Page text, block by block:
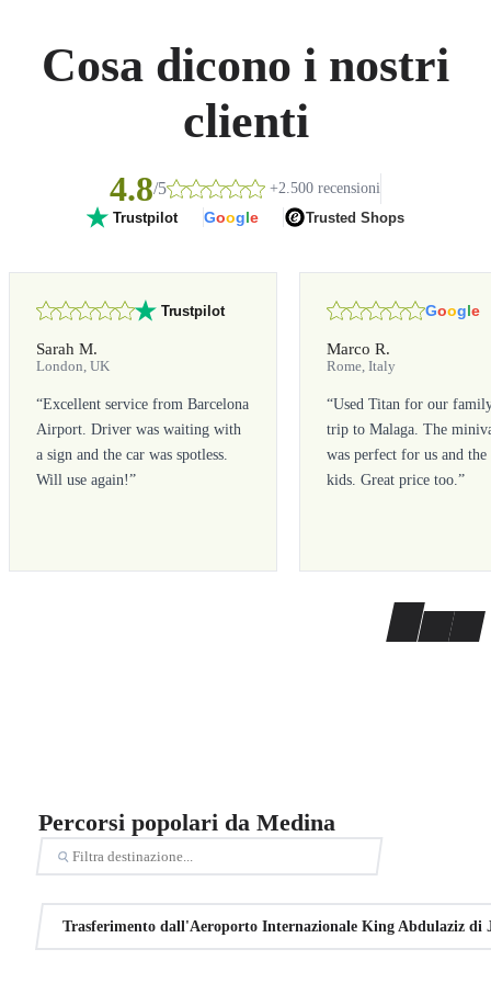
Cosa dicono i nostri
clienti
4.8/5 +2.500 recensioni
Trustpilot Google Trusted Shops
Trustpilot
Sarah M.
London, UK
“Excellent service from Barcelona
Airport. Driver was waiting with
a sign and the car was spotless.
Will use again!”
Google
Marco R.
Rome, Italy
“Used Titan for our
trip to Malaga. The
was perfect for us and the
kids. Great price too.”
Percorsi popolari da Medina
Trasferimento dall'Aeroporto Internazionale King Abdulaziz di